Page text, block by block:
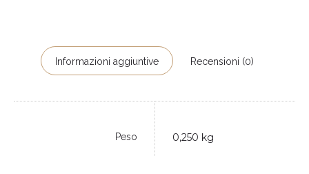
Informazioni aggiuntive Recensioni (0)
Peso 0,250 kg